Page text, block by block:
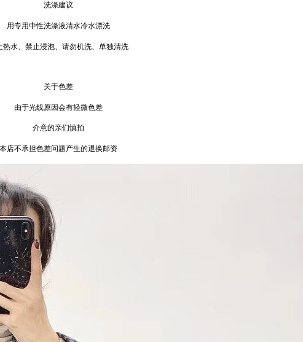
洗涤建议
用专用中性洗涤液清水冷水漂洗
热水、禁止浸泡、请勿机洗、单独清洗
关于色差
由于光线原因会有轻微色差
介意的亲们慎拍
本店不承担色差问题产生的退换邮资